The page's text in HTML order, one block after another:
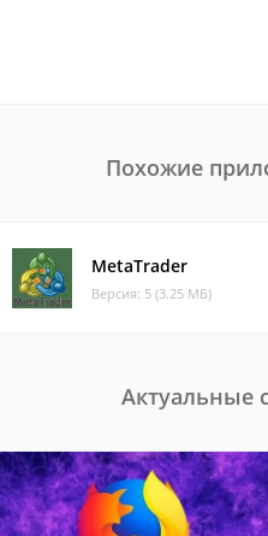
Похожие
MetaTrader
Версия: 5 (3.25 МБ)
Актуальные